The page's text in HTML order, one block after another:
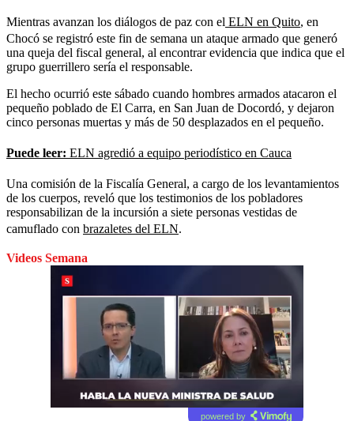
Mientras avanzan los diálogos de paz con el ELN en Quito, en
Chocó se registró este fin de semana un ataque armado que generó
una queja del fiscal general, al encontrar evidencia que indica que el
grupo guerrillero sería el responsable.
El hecho ocurrió este sábado cuando hombres armados atacaron el
pequeño poblado de El Carra, en San Juan de Docordó, y dejaron
cinco personas muertas y más de 50 desplazados en el pequeño.
Puede leer: ELN agredió a equipo periodístico en Cauca
Una comisión de la Fiscalía General, a cargo de los levantamientos
de los cuerpos, reveló que los testimonios de los pobladores
responsabilizan de la incursión a siete personas vestidas de
camuflado con brazaletes del ELN.
Videos Semana
powered by